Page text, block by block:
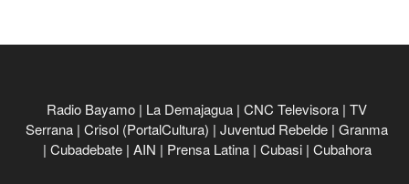
Radio Bayamo | La Demajagua | CNC Televisora | TV
Serrana | Crisol (PortalCultura) | Juventud Rebelde | Granma
| Cubadebate | AIN | Prensa Latina | Cubasi | Cubahora